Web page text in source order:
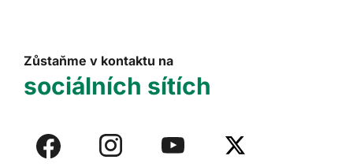
Zůstaňme v kontaktu na
sociálních sítích